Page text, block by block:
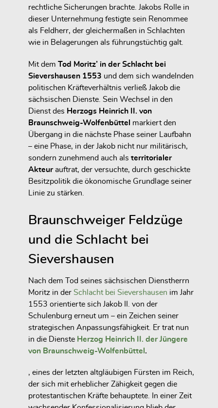
rechtliche Sicherungen brachte. Jakobs Rolle in
dieser Unternehmung festigte sein Renommee
als Feldherr, der gleichermaßen in Schlachten
wie in Belagerungen als führungstüchtig galt.
Mit dem Tod Moritz’ in der Schlacht bei
Sievershausen 1553 und dem sich wandelnden
politischen Kräfteverhältnis verließ Jakob die
sächsischen Dienste. Sein Wechsel in den
Dienst des Herzogs Heinrich II. von
Braunschweig-Wolfenbüttel markiert den
Übergang in die nächste Phase seiner Laufbahn
– eine Phase, in der Jakob nicht nur militärisch,
sondern zunehmend auch als territorialer
Akteurauftrat, der versuchte, durch geschickte
Besitzpolitik die ökonomische Grundlage seiner
Linie zu stärken.
Braunschweiger Feldzüge
und die Schlacht bei
Sievershausen
Nach dem Tod seines sächsischen Dienstherrn
Moritz in der Schlacht bei Sievershausen im Jahr
1553 orientierte sich Jakob II. von der
Schulenburg erneut um – ein Zeichen seiner
strategischen Anpassungsfähigkeit. Er trat nun
in die Dienste Herzog Heinrich II. der Jüngere
von Braunschweig-Wolfenbüttel.
, eines der letzten altgläubigen Fürsten im Reich,
der sich mit erheblicher Zähigkeit gegen die
protestantischen Kräfte behauptete. In einer Zeit